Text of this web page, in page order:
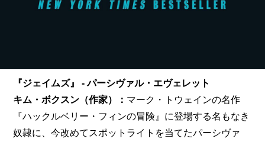
『ジェイムズ』 - パーシヴァル・エヴェレット
キム・ボクスン（作家）： マーク・トウェインの名作
『ハックルベリー・フィンの冒険』に登場する名もなき
奴隷に、今改めてスポットライトを当てたパーシヴァ